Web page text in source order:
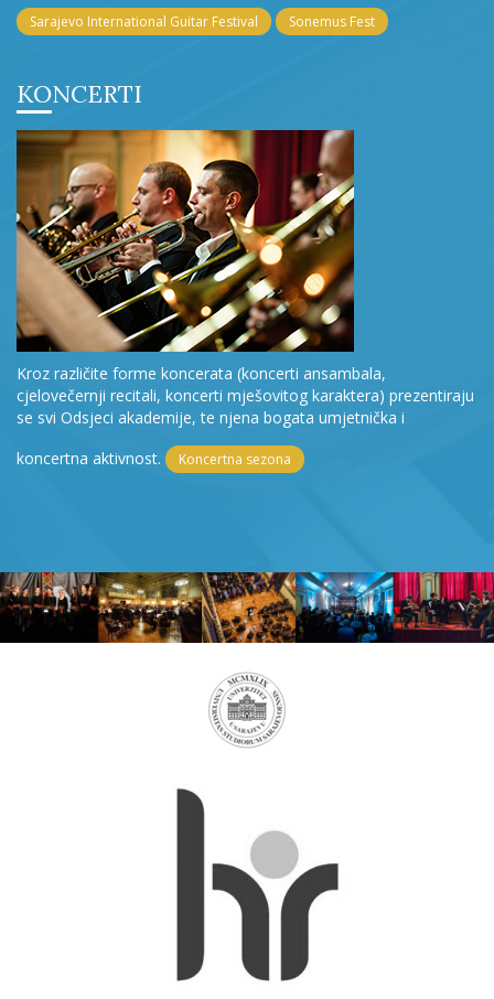
Sarajevo International Guitar Festival Sonemus Fest
KONCERTI
Kroz različite forme koncerata (koncerti ansambala,
cjelovečernji recitali, koncerti mješovitog karaktera) prezentiraju
se svi Odsjeci akademije, te njena bogata umjetnička i
koncertna aktivnost.
Koncertna sezona